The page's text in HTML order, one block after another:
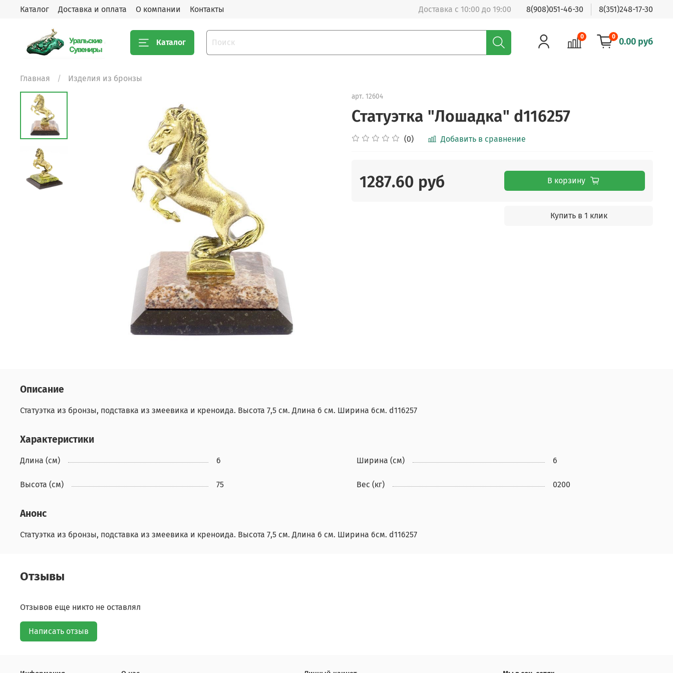
Каталог Доставка и оплата О компании Контакты Доставка с 10:00 до 19:00 8(908)051-46-30 8(351)248-17-30
Каталог
0 0 0.00 руб
Главная Изделия из бронзы
арт. 12604
Статуэтка "Лошадка" d116257
(0) Добавить в сравнение
1287.60 руб В корзину
Купить в 1 клик
Описание
Статуэтка из бронзы, подставка из змеевика и креноида. Высота 7,5 см. Длина 6 см. Ширина 6см. d116257
Характеристики
Длина (см) 6 Ширина (см) 6
Высота (см) 75 Вес (кг) 0200
Анонс
Статуэтка из бронзы, подставка из змеевика и креноида. Высота 7,5 см. Длина 6 см. Ширина 6см. d116257
Отзывы
Отзывов еще никто не оставлял
Написать отзыв